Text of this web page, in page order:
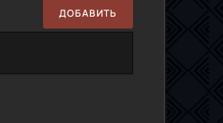
ДОБАВИТЬ